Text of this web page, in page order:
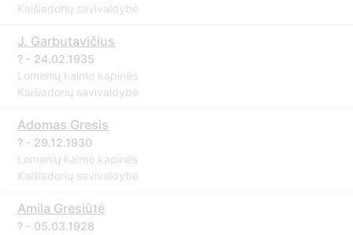
Kaišiadorių savivaldybė
J. Garbutavičius
? - 24.02.1935
Lomenių kaimo kapinės
Kaišiadorių savivaldybė
Adomas Gresis
? - 29.12.1930
Lomenių kaimo kapinės
Kaišiadorių savivaldybė
Amila Gresiūtė
? - 05.03.1928